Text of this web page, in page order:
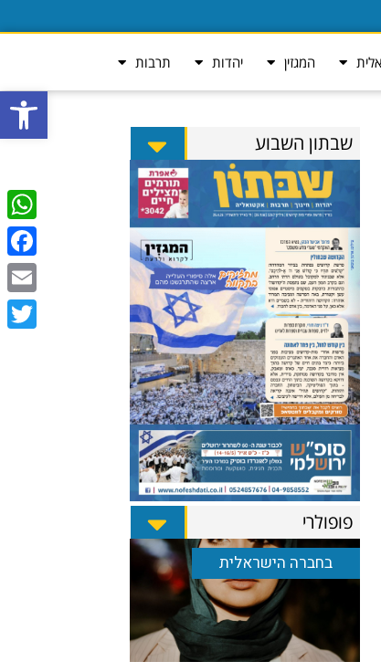
פתח
המגזין יהדות תרבות
שבתון השבוע
פופולרי
בחברה הישראלית
Email